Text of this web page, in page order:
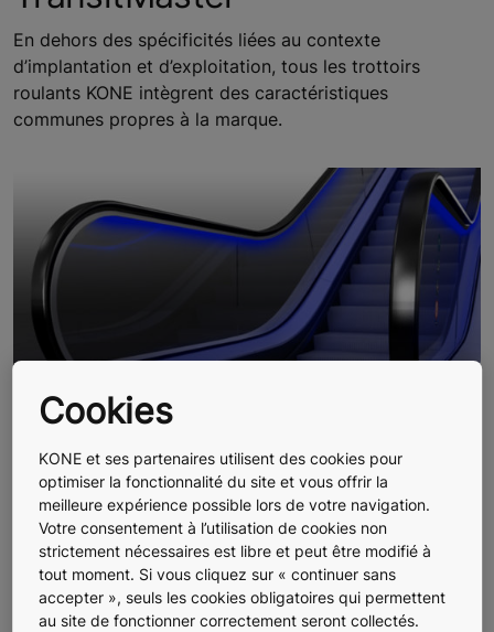
En dehors des spécificités liées au contexte
d’implantation et d’exploitation, tous les trottoirs
roulants KONE intègrent des caractéristiques
communes propres à la marque.
L’éco-efficience
le fonctionnement éco-efficient de ce tapis permet
de réaliser des économies d'énergie en ralentissant
Cookies
KONE et ses partenaires utilisent des cookies pour
optimiser la fonctionnalité du site et vous offrir la
meilleure expérience possible lors de votre navigation.
Votre consentement à l’utilisation de cookies non
strictement nécessaires est libre et peut être modifié à
tout moment. Si vous cliquez sur « continuer sans
accepter », seuls les cookies obligatoires qui permettent
au site de fonctionner correctement seront collectés.